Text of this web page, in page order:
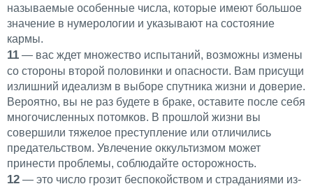
называемые особенные числа, которые имеют большое
значение в нумерологии и указывают на состояние
кармы.
11 — вас ждет множество испытаний, возможны измены
со стороны второй половинки и опасности. Вам присущи
излишний идеализм в выборе спутника жизни и доверие.
Вероятно, вы не раз будете в браке, оставите после себя
многочисленных потомков. В прошлой жизни вы
совершили тяжелое преступление или отличились
предательством. Увлечение оккультизмом может
принести проблемы, соблюдайте осторожность.
12 — это число грозит беспокойством и страданиями из-